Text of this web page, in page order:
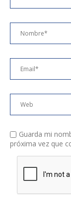
Guarda mi
próxima vez que